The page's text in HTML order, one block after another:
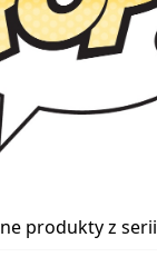
produkty z serii